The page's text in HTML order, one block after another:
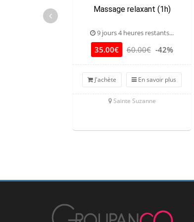
Massage relaxant (1h)
9 jours 4 heures restants...
35.00€ 60.00€ -42%
J'achète En savoir plus
Sainte Suzanne